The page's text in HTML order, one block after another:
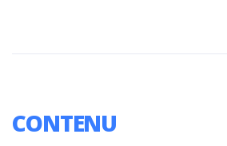
CONTENU